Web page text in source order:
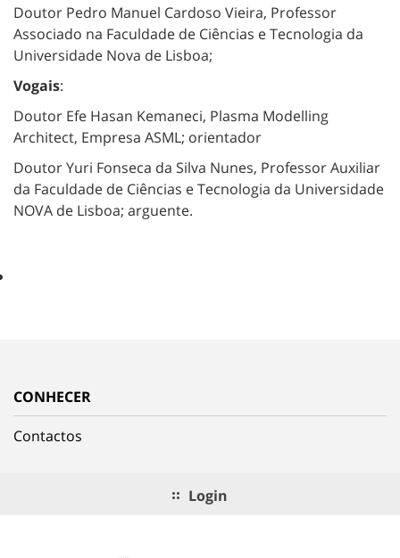
Doutor Pedro Manuel Cardoso Vieira, Professor
Associado na Faculdade de Ciências e Tecnologia da
Universidade Nova de Lisboa;
Vogais:
Doutor Efe Hasan Kemaneci, Plasma Modelling
Architect, Empresa ASML; orientador
Doutor Yuri Fonseca da Silva Nunes, Professor Auxiliar
da Faculdade de Ciências e Tecnologia da Universidade
NOVA de Lisboa; arguente.
CONHECER
Contactos
Login